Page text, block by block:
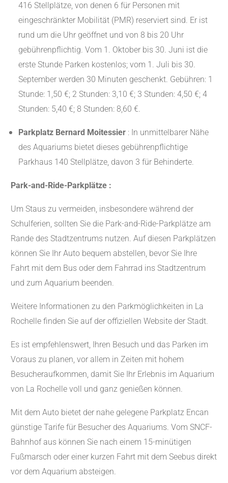
416 Stellplätze, von denen 6 für Personen mit
eingeschränkter Mobilität (PMR) reserviert sind. Er ist
rund um die Uhr geöffnet und von 8 bis 20 Uhr
gebührenpflichtig. Vom 1. Oktober bis 30. Juni ist die
erste Stunde Parken kostenlos; vom 1. Juli bis 30.
September werden 30 Minuten geschenkt. Gebühren: 1
Stunde: 1,50 €; 2 Stunden: 3,10 €; 3 Stunden: 4,50 €; 4
Stunden: 5,40 €; 8 Stunden: 8,60 €.
Parkplatz Bernard Moitessier : In unmittelbarer Nähe
des Aquariums bietet dieses gebührenpflichtige
Parkhaus 140 Stellplätze, davon 3 für Behinderte.
Park-and-Ride-Parkplätze :
Um Staus zu vermeiden, insbesondere während der
Schulferien, sollten Sie die Park-and-Ride-Parkplätze am
Rande des Stadtzentrums nutzen. Auf diesen Parkplätzen
können Sie Ihr Auto bequem abstellen, bevor Sie Ihre
Fahrt mit dem Bus oder dem Fahrrad ins Stadtzentrum
und zum Aquarium beenden.
Weitere Informationen zu den Parkmöglichkeiten in La
Rochelle finden Sie auf der offiziellen Website der Stadt.
Es ist empfehlenswert, Ihren Besuch und das Parken im
Voraus zu planen, vor allem in Zeiten mit hohem
Besucheraufkommen, damit Sie Ihr Erlebnis im Aquarium
von La Rochelle voll und ganz genießen können.
Mit dem Auto bietet der nahe gelegene Parkplatz Encan
günstige Tarife für Besucher des Aquariums. Vom SNCF-
Bahnhof aus können Sie nach einem 15-minütigen
Fußmarsch oder einer kurzen Fahrt mit dem Seebus direkt
vor dem Aquarium absteigen.